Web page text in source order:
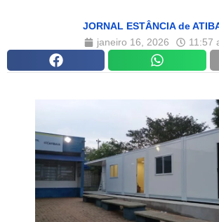
JORNAL ESTÂNCIA de
janeiro 16, 2026
11:57